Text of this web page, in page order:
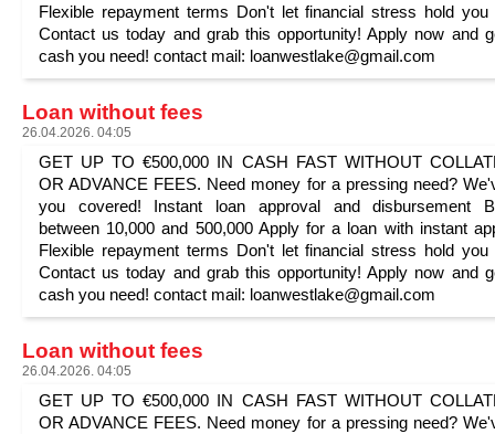
Flexible repayment terms Don't let financial stress hold you
Contact us today and grab this opportunity! Apply now and
cash you need! contact mail: loanwestlake@gmail.com
Loan without fees
26.04.2026. 04:05
GET UP TO €500,000 IN CASH FAST WITHOUT
OR ADVANCE FEES. Need money for a pressing need?
you covered! Instant loan approval and disbursement
between 10,000 and 500,000 Apply for a loan with instant
Flexible repayment terms Don't let financial stress hold you
Contact us today and grab this opportunity! Apply now and
cash you need! contact mail: loanwestlake@gmail.com
Loan without fees
26.04.2026. 04:05
GET UP TO €500,000 IN CASH FAST WITHOUT
OR ADVANCE FEES. Need money for a pressing need?